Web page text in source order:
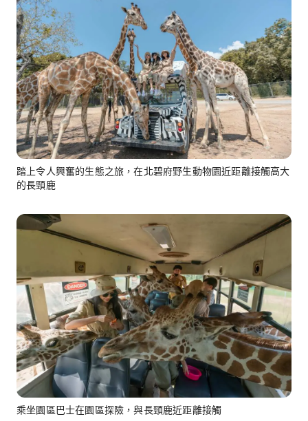
踏上令人興奮的生態之旅，在北碧府野生動物園近距離接觸高大
的長頸鹿
乘坐園區巴士在園區探險，與長頸鹿近距離接觸